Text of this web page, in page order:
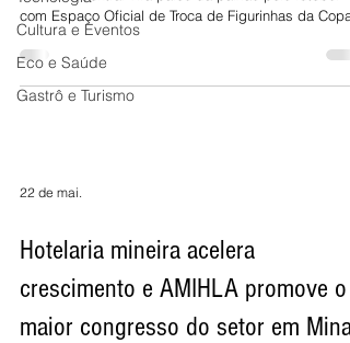
Cultura e Eventos
Eco e Saúde
Gastrô e Turismo
com Espaço Oficial de Troca de Figurinhas da Copa
22 de mai.
Hotelaria mineira acelera
crescimento e AMIHLA promove o
maior congresso do setor em Minas